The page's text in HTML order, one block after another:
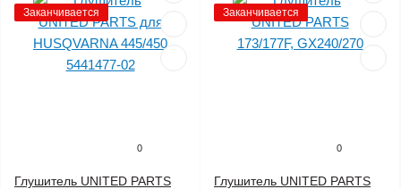
Заканчивается
0
Глушитель UNITED PARTS
Заканчивается
0
Глушитель UNITED PARTS